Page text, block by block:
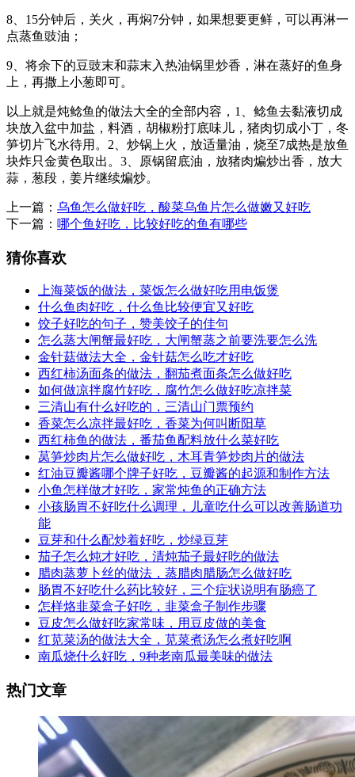
8、15分钟后，关火，再焖7分钟，如果想要更鲜，可以再淋一
点蒸鱼豉油；
9、将余下的豆豉末和蒜末入热油锅里炒香，淋在蒸好的鱼身
上，再撒上小葱即可。
以上就是炖鲶鱼的做法大全的全部内容，1、鲶鱼去黏液切成
块放入盆中加盐，料酒，胡椒粉打底味儿，猪肉切成小丁，冬
笋切片飞水待用。2、炒锅上火，放适量油，烧至7成热是放鱼
块炸只金黄色取出。3、原锅留底油，放猪肉煸炒出香，放大
蒜，葱段，姜片继续煸炒。
上一篇： 乌鱼怎么做好吃，酸菜乌鱼片怎么做嫩又好吃
下一篇： 哪个鱼好吃，比较好吃的鱼有哪些
猜你喜欢
上海菜饭的做法，菜饭怎么做好吃用电饭煲
什么鱼肉好吃，什么鱼比较便宜又好吃
饺子好吃的句子，赞美饺子的佳句
怎么蒸大闸蟹最好吃，大闸蟹蒸之前要洗要怎么洗
金针菇做法大全，金针菇怎么吃才好吃
西红柿汤面条的做法，翻茄煮面条怎么做好吃
如何做凉拌腐竹好吃，腐竹怎么做好吃凉拌菜
三清山有什么好吃的，三清山门票预约
香菜怎么凉拌最好吃，香菜为何叫断阳草
西红柿鱼的做法，番茄鱼配料放什么菜好吃
莴笋炒肉片怎么做好吃，木耳青笋炒肉片的做法
红油豆瓣酱哪个牌子好吃，豆瓣酱的起源和制作方法
小鱼怎样做才好吃，家常炖鱼的正确方法
小孩肠胃不好吃什么调理，儿童吃什么可以改善肠道功
能
豆芽和什么配炒着好吃，炒绿豆芽
茄子怎么炖才好吃，清炖茄子最好吃的做法
腊肉蒸萝卜丝的做法，蒸腊肉腊肠怎么做好吃
肠胃不好吃什么药比较好，三个症状说明有肠癌了
怎样烙韭菜盒子好吃，韭菜盒子制作步骤
豆皮怎么做好吃家常味，用豆皮做的美食
红苋菜汤的做法大全，苋菜煮汤怎么煮好吃啊
南瓜烧什么好吃，9种老南瓜最美味的做法
热门文章